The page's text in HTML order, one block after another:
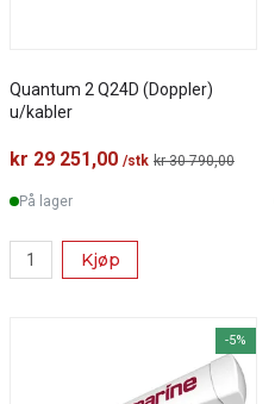
Quantum 2 Q24D (Doppler)
u/kabler
kr 29 251,00 /stk kr 30 790,00
På lager
Kjøp
-5%